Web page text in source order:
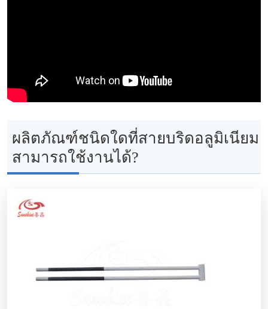
ผลิตภัณฑ์ชนิดใดที่สายบริดอลูมิเนียม
สามารถใช้งานได้?